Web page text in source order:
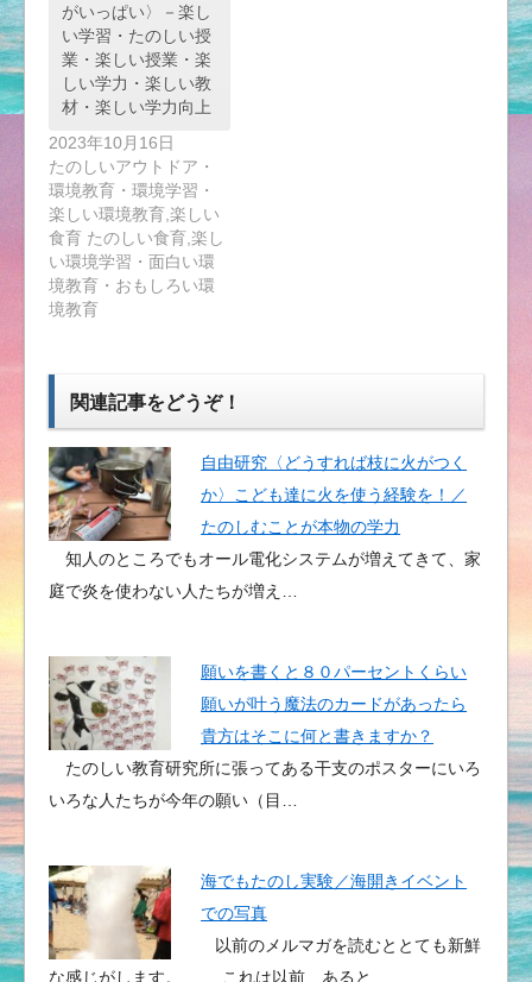
がいっぱい〉－楽し
い学習・たのしい授
業・楽しい授業・楽
しい学力・楽しい教
材・楽しい学力向上
2023年10月16日
たのしいアウトドア・
環境教育・環境学習・
楽しい環境教育,楽しい
食育 たのしい食育,楽し
い環境学習・面白い環
境教育・おもしろい環
境教育
関連記事をどうぞ！
自由研究〈どうすれば枝に火がつく
か〉こども達に火を使う経験を！／
たのしむことが本物の学力
知人のところでもオール電化システムが増えてきて、家
庭で炎を使わない人たちが増え…
願いを書くと８０パーセントくらい
願いが叶う魔法のカードがあったら
貴方はそこに何と書きますか？
たのしい教育研究所に張ってある干支のポスターにいろ
いろな人たちが今年の願い（目…
海でもたのし実験／海開きイベント
での写真
以前のメルマガを読むととても新鮮
な感じがします。 これは以前、あると…